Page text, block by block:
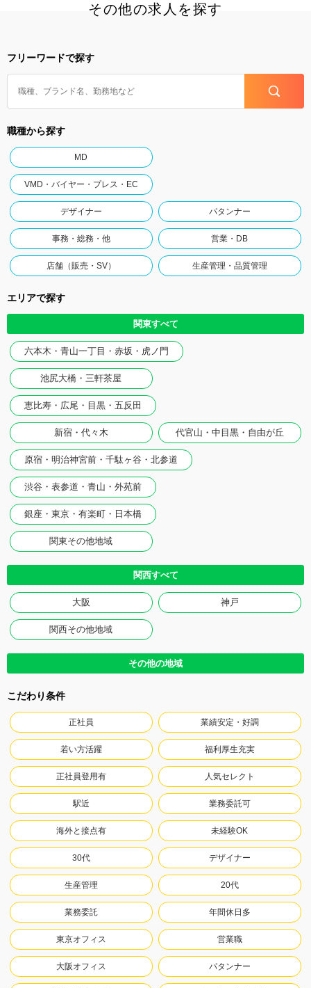
その他の求人を探す
フリーワードで探す
職種から探す
MD
VMD・バイヤー・プレス・EC
デザイナー パタンナー
事務・総務・他 営業・DB
店舗（販売・SV） 生産管理・品質管理
エリアで探す
関東すべて
六本木・青山一丁目・赤坂・虎ノ門
池尻大橋・三軒茶屋
恵比寿・広尾・目黒・五反田
新宿・代々木 代官山・中目黒・自由が丘
原宿・明治神宮前・千駄ヶ谷・北参道
渋谷・表参道・青山・外苑前
銀座・東京・有楽町・日本橋
関東その他地域
関西すべて
大阪 神戸
関西その他地域
その他の地域
こだわり条件
正社員 業績安定・好調
若い方活躍 福利厚生充実
正社員登用有 人気セレクト
駅近 業務委託可
海外と接点有 未経験OK
30代 デザイナー
生産管理 20代
業務委託 年間休日多
東京オフィス 営業職
大阪オフィス パタンナー